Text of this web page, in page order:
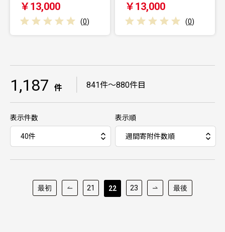
￥13,000
(0)
￥13,000
(0)
1,187 件 841件～880件目
表示件数 表示順
最初 21 22 23 最後